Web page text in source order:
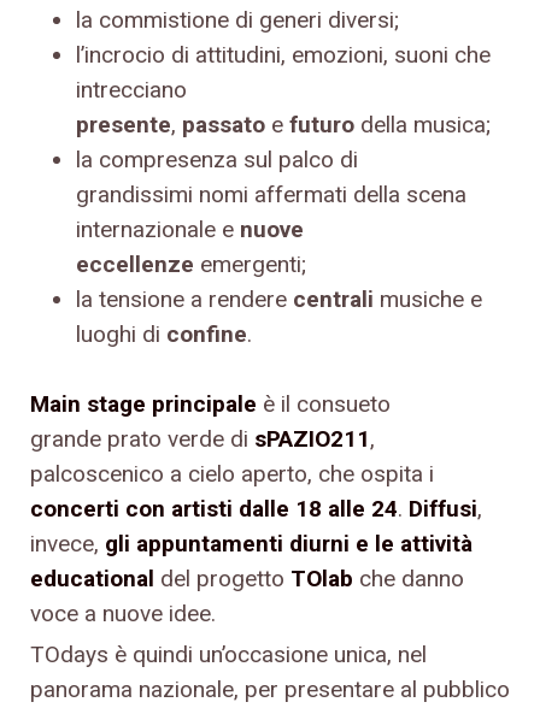
la commistione di generi diversi;
l’incrocio di attitudini, emozioni, suoni che
intrecciano
presente, passato e futuro della musica;
la compresenza sul palco di
grandissimi nomi affermati della scena
internazionale e nuove
eccellenze emergenti;
la tensione a rendere centrali musiche e
luoghi di confine.
Main stage principale è il consueto
grande prato verde di sPAZIO211,
palcoscenico a cielo aperto, che ospita i
concerti con artisti dalle 18 alle 24. Diffusi,
invece, gli appuntamenti diurni e le attività
educational del progetto TOlab che danno
voce a nuove idee.
TOdays è quindi un’occasione unica, nel
panorama nazionale, per presentare al pubblico